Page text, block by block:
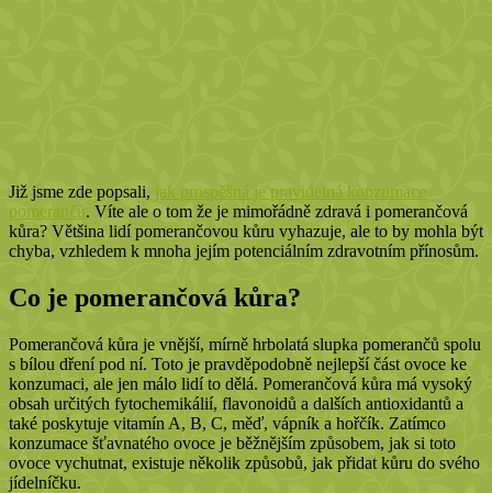
Již jsme zde popsali, jak prospěšná je pravidelná konzumace
pomerančů. Víte ale o tom že je mimořádně zdravá i pomerančová
kůra? Většina lidí pomerančovou kůru vyhazuje, ale to by mohla být
chyba, vzhledem k mnoha jejím potenciálním zdravotním přínosům.
Co je pomerančová kůra?
Pomerančová kůra je vnější, mírně hrbolatá slupka pomerančů spolu
s bílou dření pod ní. Toto je pravděpodobně nejlepší část ovoce ke
konzumaci, ale jen málo lidí to dělá. Pomerančová kůra má vysoký
obsah určitých fytochemikálií, flavonoidů a dalších antioxidantů a
také poskytuje vitamín A, B, C, měď, vápník a hořčík. Zatímco
konzumace šťavnatého ovoce je běžnějším způsobem, jak si toto
ovoce vychutnat, existuje několik způsobů, jak přidat kůru do svého
jídelníčku.